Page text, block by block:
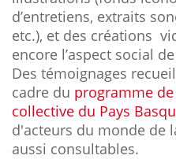
d’entretiens, extraits
etc.), et des créations
encore l’aspect social
Des témoignages
cadre du programme
collective du Pays
d'acteurs du monde de
aussi consultables.